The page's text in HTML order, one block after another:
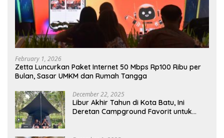
February 1, 2026
Zetta Luncurkan Paket Internet 50 Mbps Rp100 Ribu per
Bulan, Sasar UMKM dan Rumah Tangga
December 22, 2025
Libur Akhir Tahun di Kota Batu, Ini
Deretan Campground Favorit untuk